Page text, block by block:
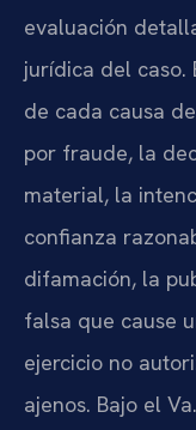
evaluación
jurídica del caso.
de cada causa
por fraude, la
material, la
confianza
difamación, la
falsa que cause
ejercicio no
ajenos. Bajo el